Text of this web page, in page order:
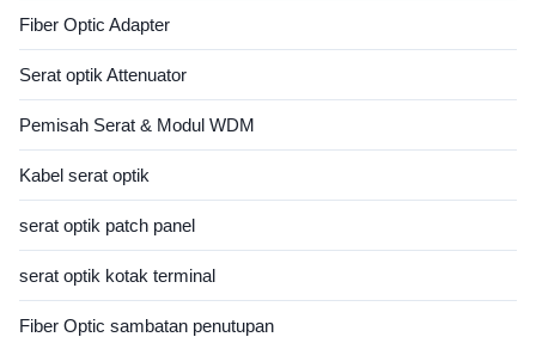
Fiber Optic Adapter
Serat optik Attenuator
Pemisah Serat & Modul WDM
Kabel serat optik
serat optik patch panel
serat optik kotak terminal
Fiber Optic sambatan penutupan